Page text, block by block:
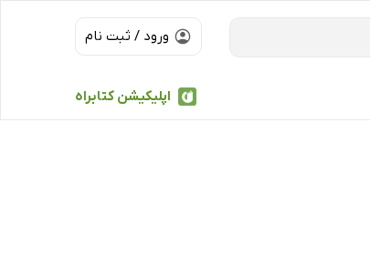
ورود / ثبت نام
اپلیکیشن کتابراه